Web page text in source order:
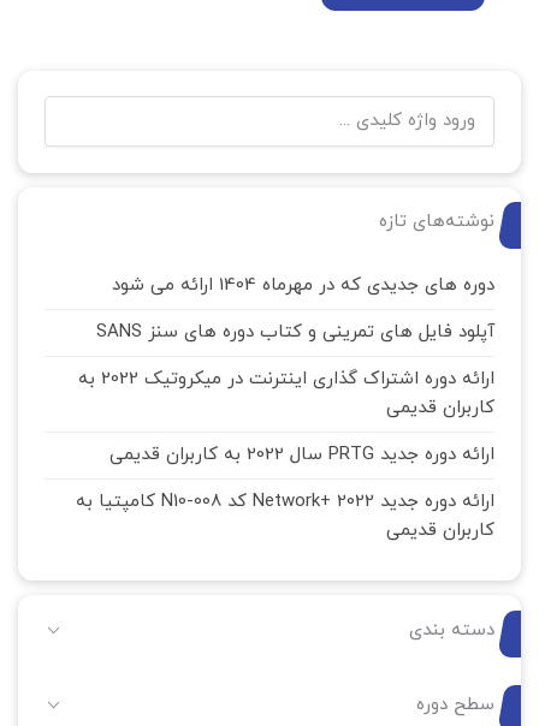
نوشته‌های تازه
دوره های جدیدی که در مهرماه 1404 ارائه می شود
آپلود فایل های تمرینی و کتاب دوره های سنز SANS
ارائه دوره اشتراک گذاری اینترنت در میکروتیک 2022 به
کاربران قدیمی
ارائه دوره جدید PRTG سال 2022 به کاربران قدیمی
ارائه دوره جدید Network+ 2022 کد N10-008 کامپتیا به
کاربران قدیمی
دسته بندی
سطح دوره